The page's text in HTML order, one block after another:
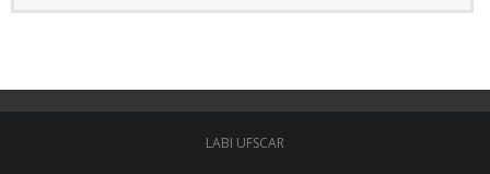
LABI UFSCAR